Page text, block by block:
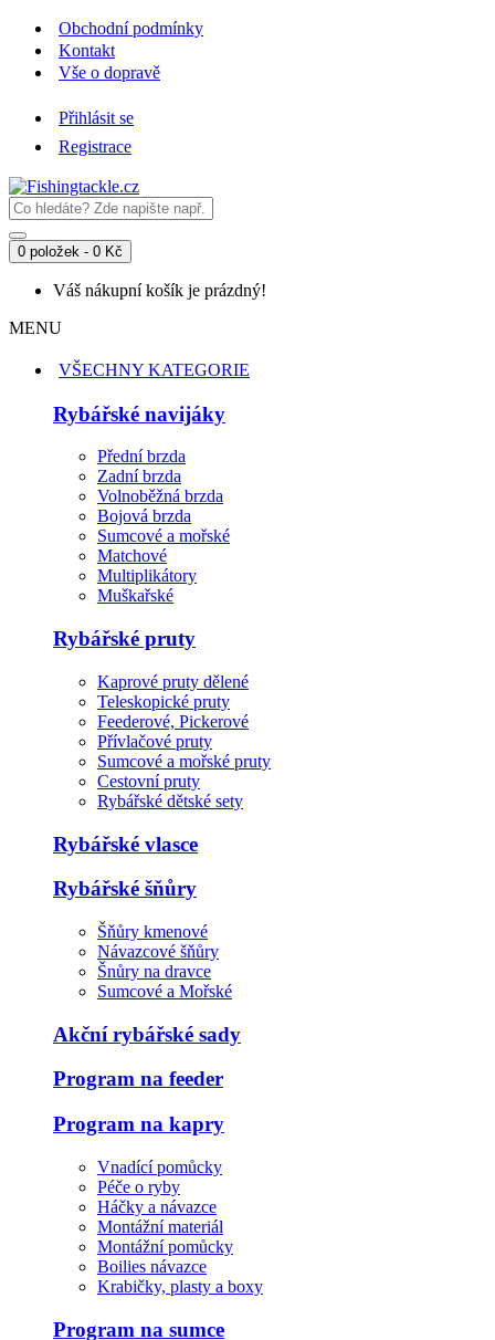
Obchodní podmínky
Kontakt
Vše o dopravě
Přihlásit se
Registrace
0 položek - 0 Kč
Váš nákupní košík je prázdný!
MENU
VŠECHNY KATEGORIE
Rybářské navijáky
Přední brzda
Zadní brzda
Volnoběžná brzda
Bojová brzda
Sumcové a mořské
Matchové
Multiplikátory
Muškařské
Rybářské pruty
Kaprové pruty dělené
Teleskopické pruty
Feederové, Pickerové
Přívlačové pruty
Sumcové a mořské pruty
Cestovní pruty
Rybářské dětské sety
Rybářské vlasce
Rybářské šňůry
Šňůry kmenové
Návazcové šňůry
Šnůry na dravce
Sumcové a Mořské
Akční rybářské sady
Program na feeder
Program na kapry
Vnadící pomůcky
Péče o ryby
Háčky a návazce
Montážní materiál
Montážní pomůcky
Boilies návazce
Krabičky, plasty a boxy
Program na sumce